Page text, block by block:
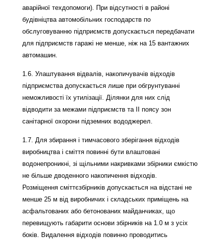
аварійної техдопомоги). При відсутності в районі
будівніцтва автомобільних господарств по
обслуговуванню підприємств допускається передбачати
для підприємств гаражі не менше, ніж на 15 вантажних
автомашин.
1.6. Улаштування відвалів, накопичувачів відходів
підприємства допускається лише при обгрунтуванні
неможливості їх утилізації. Ділянки для них слід
відводити за межами підприємств та II поясу зон
санітарної охорони підземних вододжерел.
1.7. Для збирання і тимчасового зберігання відходів
виробництва і сміття повинні бути влаштовані
водонепроникні, зі щільними накривками збірники ємкістю
не більше дводенного накопичення відходів.
Розміщення сміттєзбірників допускається на відстані не
менше 25 м від виробничих і складських приміщень на
асфальтованих або бетонованих майданчиках, що
перевищують габарити основи збірників на 1.0 м з усіх
боків. Видалення відходів повинно проводитись